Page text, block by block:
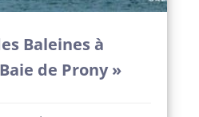
Baleines à
de Prony »